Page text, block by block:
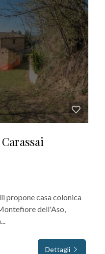
propone casa colonica
dell'Aso,
Dettagli